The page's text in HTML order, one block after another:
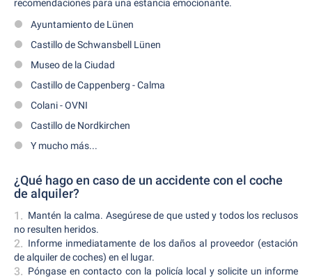
recomendaciones para una estancia emocionante.
Ayuntamiento de Lünen
Castillo de Schwansbell Lünen
Museo de la Ciudad
Castillo de Cappenberg - Calma
Colani - OVNI
Castillo de Nordkirchen
Y mucho más...
¿Qué hago en caso de un accidente con el coche
de alquiler?
Mantén la calma. Asegúrese de que usted y todos los reclusos
no resulten heridos.
Informe inmediatamente de los daños al proveedor (estación
de alquiler de coches) en el lugar.
Póngase en contacto con la policía local y solicite un informe